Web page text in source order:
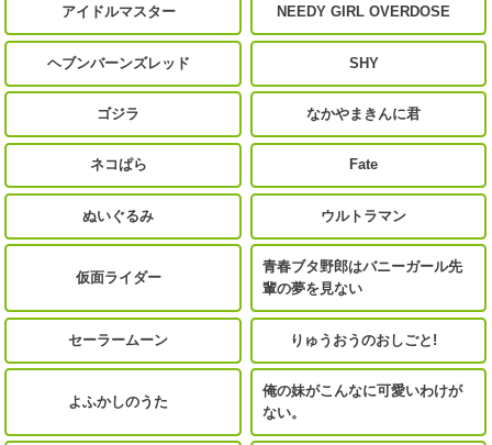
アイドルマスター NEEDY GIRL OVERDOSE
ヘブンバーンズレッド SHY
ゴジラ なかやまきんに君
ネコぱら Fate
ぬいぐるみ ウルトラマン
仮面ライダー
青春ブタ野郎はバニーガール先
輩の夢を見ない
セーラームーン りゅうおうのおしごと!
よふかしのうた
俺の妹がこんなに可愛いわけが
ない。